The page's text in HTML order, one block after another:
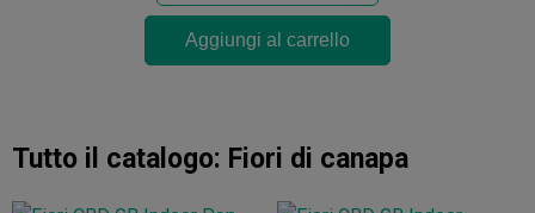
Aggiungi al carrello
Tutto il catalogo: Fiori di canapa